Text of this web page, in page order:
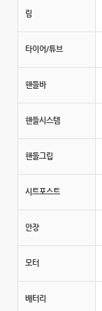
림
타이어/튜브
핸들바
핸들시스템
핸들그립
시트포스트
안장
모터
배터리